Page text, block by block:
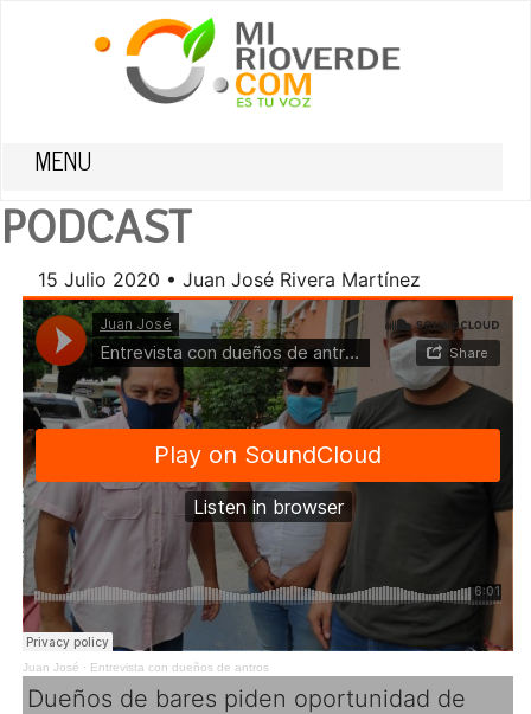
MENU
PODCAST
15 Julio 2020 • Juan José Rivera Martínez
Juan José · Entrevista con dueños de antros
Dueños de bares piden oportunidad de